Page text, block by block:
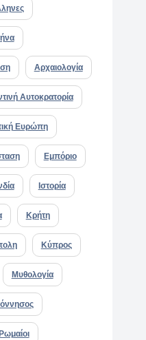
Αρχαιολογία
Αυτοκρατορία
Ευρώπη
Εμπόριο
Ιστορία
Κρήτη
Κύπρος
Μυθολογία